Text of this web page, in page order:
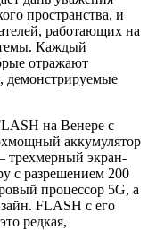
пространства, и
работающих на
Каждый
отражают
демонстрируемые
на Венере с
аккумулятор
экран-
с разрешением 200
процессор 5G, а
FLASH с его
редкая,